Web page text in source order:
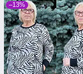
–13%